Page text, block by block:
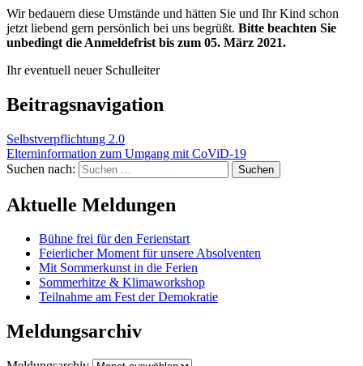
Wir bedauern diese Umstände und hätten Sie und Ihr Kind schon
jetzt liebend gern persönlich bei uns begrüßt. Bitte beachten Sie
unbedingt die Anmeldefrist bis zum 05. März 2021.
Ihr eventuell neuer Schulleiter
Beitragsnavigation
Selbstverpflichtung 2.0
Elterninformation zum Umgang mit CoViD-19
Suchen nach:
Aktuelle Meldungen
Bühne frei für den Ferienstart
Feierlicher Moment für unsere Absolventen
Mit Sommerkunst in die Ferien
Sommerhitze & Klimaworkshop
Teilnahme am Fest der Demokratie
Meldungsarchiv